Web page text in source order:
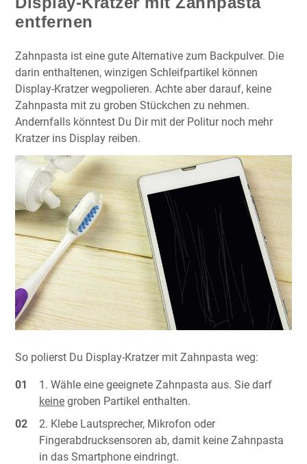
entfernen
Zahnpasta ist eine gute Alternative zum Backpulver. Die
darin enthaltenen, winzigen Schleifpartikel können
Display-Kratzer wegpolieren. Achte aber darauf, keine
Zahnpasta mit zu groben Stückchen zu nehmen.
Andernfalls könntest Du Dir mit der Politur noch mehr
Kratzer ins Display reiben.
So polierst Du Display-Kratzer mit Zahnpasta weg:
Wähle eine geeignete Zahnpasta aus. Sie darf
keine groben Partikel enthalten.
Klebe Lautsprecher, Mikrofon oder
Fingerabdrucksensoren ab, damit keine Zahnpasta
in das Smartphone eindringt.